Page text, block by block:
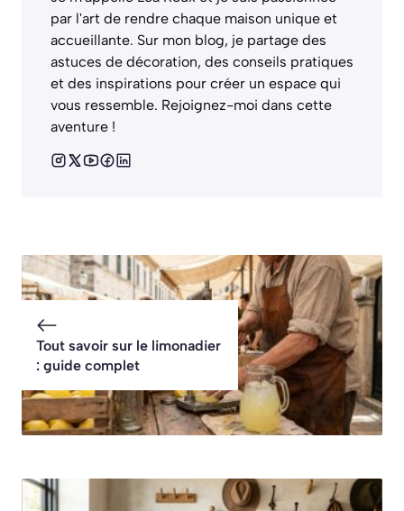
par l'art de rendre chaque maison unique et
accueillante. Sur mon blog, je partage des
astuces de décoration, des conseils pratiques
et des inspirations pour créer un espace qui
vous ressemble. Rejoignez-moi dans cette
aventure !
Tout savoir sur le limonadier
: guide complet